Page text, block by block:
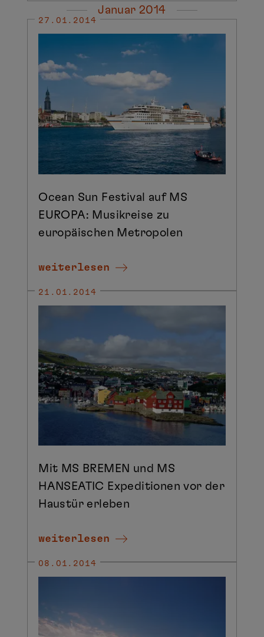
Januar 2014
Ocean Sun Festival auf MS
EUROPA: Musikreise zu
europäischen Metropolen
weiterlesen
27.01.2014
Mit MS BREMEN und MS
HANSEATIC Expeditionen vor der
Haustür erleben
weiterlesen
21.01.2014
08.01.2014